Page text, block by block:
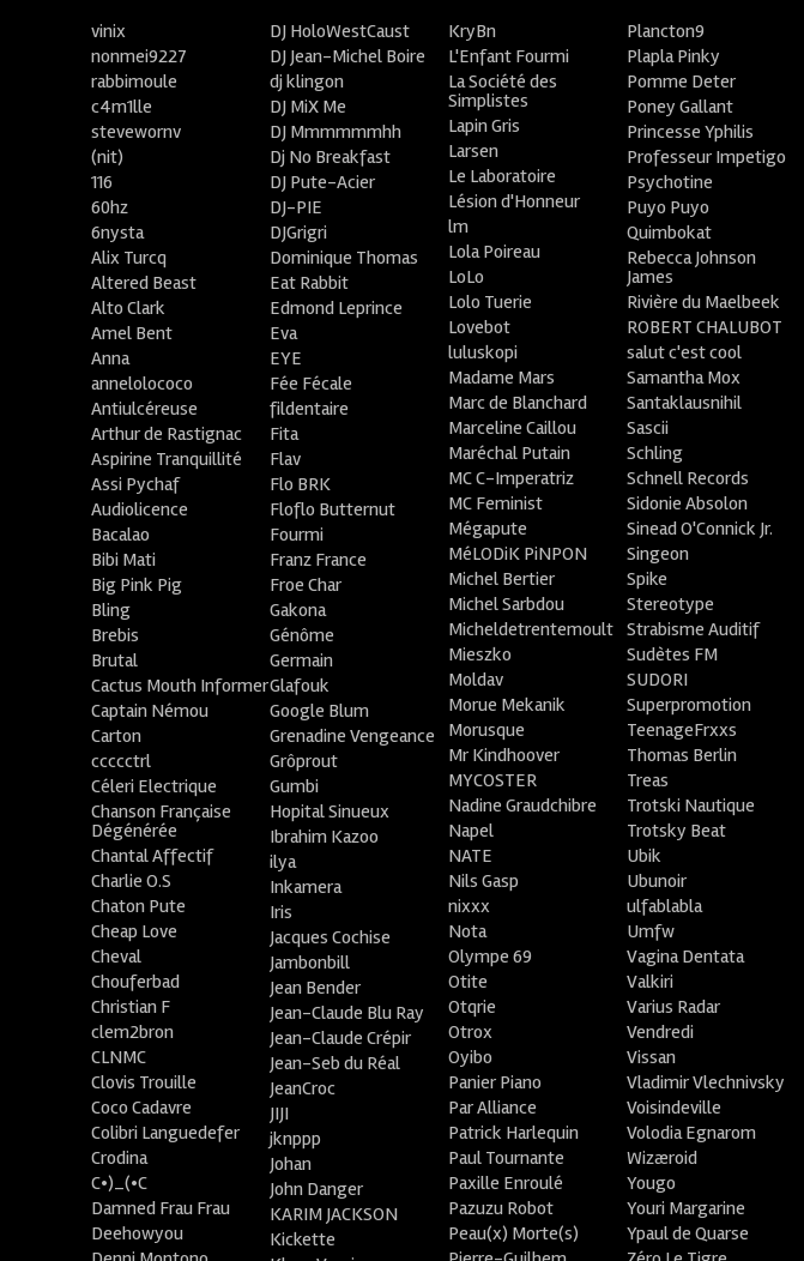
vinix
nonmei9227
rabbimoule
c4m1lle
stevewornv
(nit)
116
60hz
6nysta
Alix Turcq
Altered Beast
Alto Clark
Amel Bent
Anna
annelolococo
Antiulcéreuse
Arthur de Rastignac
Aspirine Tranquillité
Assi Pychaf
Audiolicence
Bacalao
Bibi Mati
Big Pink Pig
Bling
Brebis
Brutal
Cactus Mouth Informer
Captain Némou
Carton
ccccctrl
Céleri Electrique
Chanson Française
Dégénérée
Chantal Affectif
Charlie O.S
Chaton Pute
Cheap Love
Cheval
Chouferbad
Christian F
clem2bron
CLNMC
Clovis Trouille
Coco Cadavre
Colibri Languedefer
Crodina
C•)_(•C
Damned Frau Frau
Deehowyou
DJ HoloWestCaust
DJ Jean-Michel Boire
dj klingon
DJ MiX Me
DJ Mmmmmmhh
Dj No Breakfast
DJ Pute-Acier
DJ-PIE
DJGrigri
Dominique Thomas
Eat Rabbit
Edmond Leprince
Eva
EYE
Fée Fécale
fildentaire
Fita
Flav
Flo BRK
Floflo Butternut
Fourmi
Franz France
Froe Char
Gakona
Génôme
Germain
Glafouk
Google Blum
Grenadine Vengeance
Grôprout
Gumbi
Hopital Sinueux
Ibrahim Kazoo
ilya
Inkamera
Iris
Jacques Cochise
Jambonbill
Jean Bender
Jean-Claude Blu Ray
Jean-Claude Crépir
Jean-Seb du Réal
JeanCroc
JIJI
jknppp
Johan
John Danger
KARIM JACKSON
Kickette
KryBn
L'Enfant Fourmi
La Société des
Simplistes
Lapin Gris
Larsen
Le Laboratoire
Lésion d'Honneur
lm
Lola Poireau
LoLo
Lolo Tuerie
Lovebot
luluskopi
Madame Mars
Marc de Blanchard
Marceline Caillou
Maréchal Putain
MC C-Imperatriz
MC Feminist
Mégapute
MéLODiK PiNPON
Michel Bertier
Michel Sarbdou
Micheldetrentemoult
Mieszko
Moldav
Morue Mekanik
Morusque
Mr Kindhoover
MYCOSTER
Nadine Graudchibre
Napel
NATE
Nils Gasp
nixxx
Nota
Olympe 69
Otite
Otqrie
Otrox
Oyibo
Panier Piano
Par Alliance
Patrick Harlequin
Paul Tournante
Paxille Enroulé
Pazuzu Robot
Peau(x) Morte(s)
Plancton9
Plapla Pinky
Pomme Deter
Poney Gallant
Princesse Yphilis
Professeur Impetigo
Psychotine
Puyo Puyo
Quimbokat
Rebecca Johnson
James
Rivière du Maelbeek
ROBERT CHALUBOT
salut c'est cool
Samantha Mox
Santaklausnihil
Sascii
Schling
Schnell Records
Sidonie Absolon
Sinead O'Connick Jr.
Singeon
Spike
Stereotype
Strabisme Auditif
Sudètes FM
SUDORI
Superpromotion
TeenageFrxxs
Thomas Berlin
Treas
Trotski Nautique
Trotsky Beat
Ubik
Ubunoir
ulfablabla
Umfw
Vagina Dentata
Valkiri
Varius Radar
Vendredi
Vissan
Vladimir Vlechnivsky
Voisindeville
Volodia Egnarom
Wizæroid
Yougo
Youri Margarine
Ypaul de Quarse